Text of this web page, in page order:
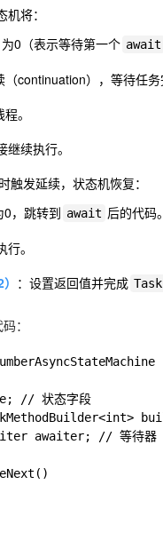
将：
为0（表示等待第一个 await
continuation），等待任务
。
续执行。
触发延续，状态机恢复：
0，跳转到 await 后的代码。
。
：设置返回值并完成 Task
：
// 状态字段
awaiter; // 等待器